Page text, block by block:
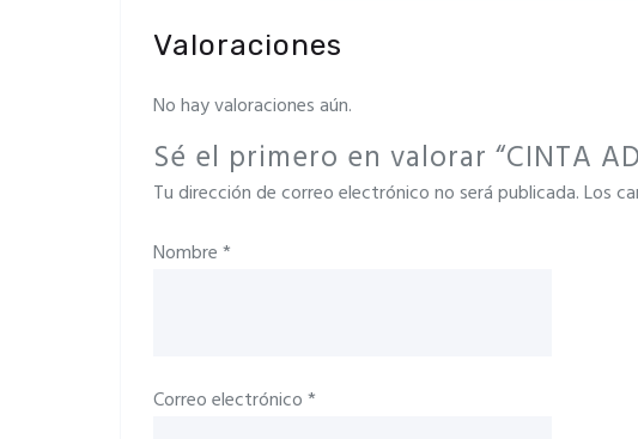
Valoraciones
No hay valoraciones aún.
Sé el primero en valorar “CINTA
Tu dirección de correo electrónico no será publicada.Los
Nombre*
Correo electrónico*